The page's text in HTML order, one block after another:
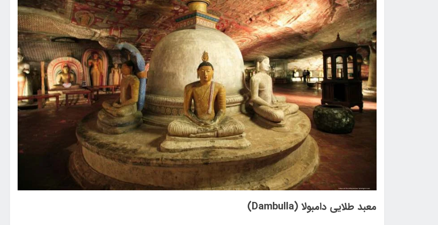
معبد طلایی دامبولا (Dambulla)